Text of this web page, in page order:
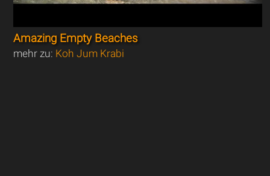
Amazing Empty Beaches
mehr zu: Koh Jum Krabi